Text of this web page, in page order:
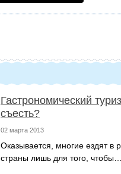
Гастрономический
съесть?
02 марта 2013
Оказывается, многие ездят в
страны лишь для того,